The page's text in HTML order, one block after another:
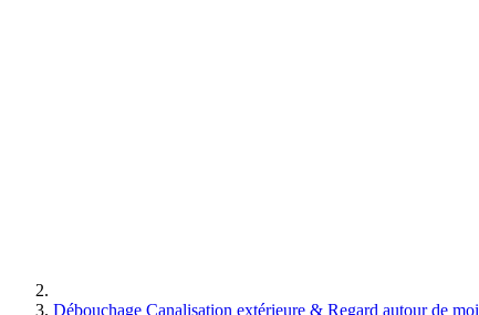
Débouchage Canalisation extérieure & Regard autour de moi